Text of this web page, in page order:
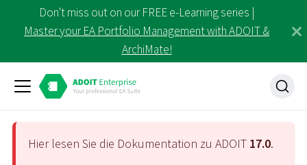
Don't miss out on our FREE e-Learning series |
Master your EA Portfolio Management with ADOIT &
ArchiMate!
Hier lesen Sie die Dokumentation zu ADOIT 17.0.